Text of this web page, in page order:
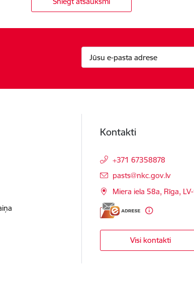
Kontakti
+371 67358878
E-pasts:
pasts@nkc.gov.lv
Miera iela 58a, Rīga,
Visi kontakti